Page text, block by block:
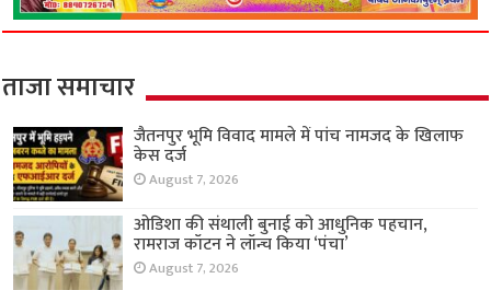
ताजा समाचार
जैतनपुर भूमि विवाद मामले में पांच नामजद के खिलाफ
केस दर्ज
August 7, 2026
ओडिशा की संथाली बुनाई को आधुनिक पहचान,
रामराज कॉटन ने लॉन्च किया ‘पंचा’
August 7, 2026